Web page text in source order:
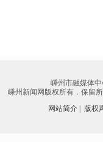
嵊州市融媒体
嵊州新闻网版权所有．保留
网站简介
版权